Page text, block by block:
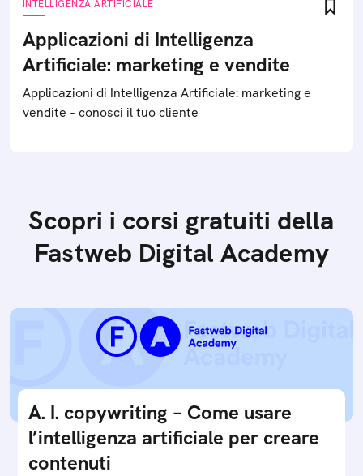
INTELLIGENZA ARTIFICIALE
Applicazioni di Intelligenza
Artificiale: marketing e vendite
Applicazioni di Intelligenza Artificiale: marketing e
vendite - conosci il tuo cliente
Scopri i corsi gratuiti della
Fastweb Digital Academy
A. I. copywriting – Come usare
l’intelligenza artificiale per creare
contenuti